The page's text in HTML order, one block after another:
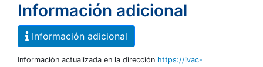
Información adicional
Información adicional
Información actualizada en la dirección https://ivac-